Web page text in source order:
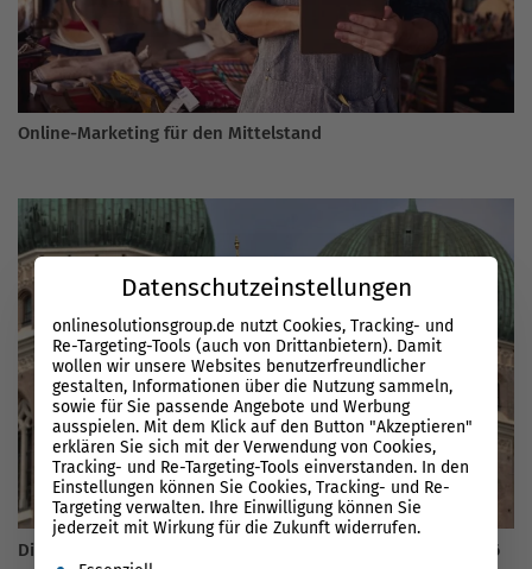
Online-Marketing für den Mittelstand
Die 30 wichtigsten Branchenbücher und Verzeichnisse 2026
Datenschutzeinstellungen
onlinesolutionsgroup.de nutzt Cookies, Tracking- und
Re-Targeting-Tools (auch von Drittanbietern). Damit
wollen wir unsere Websites benutzerfreundlicher
gestalten, Informationen über die Nutzung sammeln,
sowie für Sie passende Angebote und Werbung
ausspielen. Mit dem Klick auf den Button "Akzeptieren"
erklären Sie sich mit der Verwendung von Cookies,
Tracking- und Re-Targeting-Tools einverstanden. In den
Einstellungen können Sie Cookies, Tracking- und Re-
Targeting verwalten. Ihre Einwilligung können Sie
jederzeit mit Wirkung für die Zukunft widerrufen.